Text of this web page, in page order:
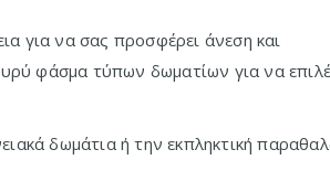
για να σας προσφέρει άνεση και
φάσμα τύπων δωματίων για να
δωμάτια ή την εκπληκτική